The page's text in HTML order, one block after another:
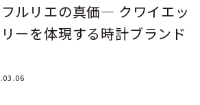
ルリエの真価― クワイエッ
ーを体現する時計ブランド